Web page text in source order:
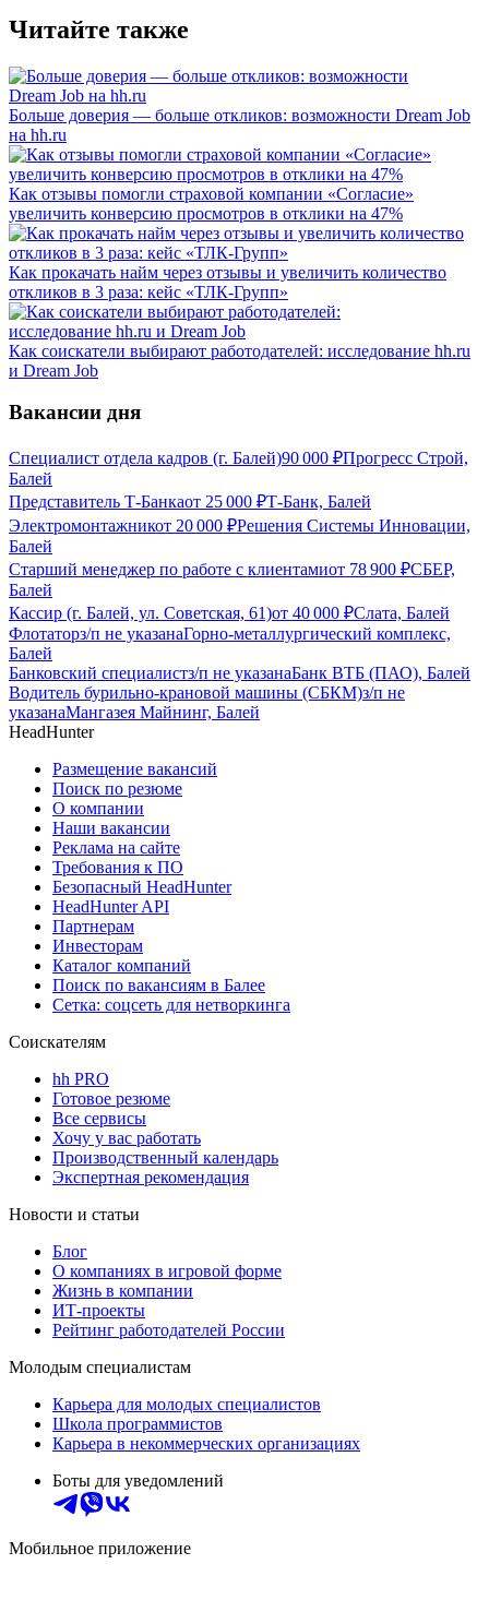
Читайте также
Больше доверия — больше откликов: возможности Dream Job
на hh.ru
Как отзывы помогли страховой компании «Согласие»
увеличить конверсию просмотров в отклики на 47%
Как прокачать найм через отзывы и увеличить количество
откликов в 3 раза: кейс «ТЛК-Групп»
Как соискатели выбирают работодателей: исследование hh.ru
и Dream Job
Вакансии дня
Специалист отдела кадров (г. Балей)90 000 ₽Прогресс Строй,
Балей
Представитель Т-Банкаот 25 000 ₽Т-Банк, Балей
Электромонтажникот 20 000 ₽Решения Системы Инновации,
Балей
Старший менеджер по работе с клиентамиот 78 900 ₽СБЕР,
Балей
Кассир (г. Балей, ул. Советская, 61)от 40 000 ₽Слата, Балей
Флотаторз/п не указанаГорно-металлургический комплекс,
Балей
Банковский специалистз/п не указанаБанк ВТБ (ПАО), Балей
Водитель бурильно-крановой машины (СБКМ)з/п не
указанаМангазея Майнинг, Балей
HeadHunter
Размещение вакансий
Поиск по резюме
О компании
Наши вакансии
Реклама на сайте
Требования к ПО
Безопасный HeadHunter
HeadHunter API
Партнерам
Инвесторам
Каталог компаний
Поиск по вакансиям в Балее
Сетка: соцсеть для нетворкинга
Соискателям
hh PRO
Готовое резюме
Все сервисы
Хочу у вас работать
Производственный календарь
Экспертная рекомендация
Новости и статьи
Блог
О компаниях в игровой форме
Жизнь в компании
ИТ-проекты
Рейтинг работодателей России
Молодым специалистам
Карьера для молодых специалистов
Школа программистов
Карьера в некоммерческих организациях
Боты для уведомлений
Мобильное приложение